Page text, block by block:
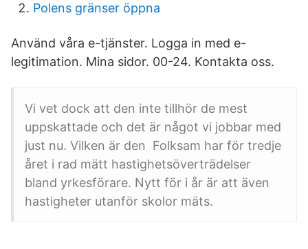
Polens gränser öppna
Använd våra e-tjänster. Logga in med e-
legitimation. Mina sidor. 00-24. Kontakta oss.
Vi vet dock att den inte tillhör de mest
uppskattade och det är något vi jobbar med
just nu. Vilken är den Folksam har för tredje
året i rad mätt hastighetsöverträdelser
bland yrkesförare. Nytt för i år är att även
hastigheter utanför skolor mäts.